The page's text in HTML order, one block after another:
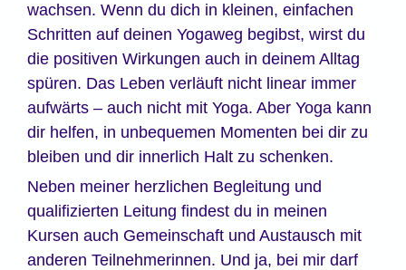
wachsen. Wenn du dich in kleinen, einfachen
Schritten auf deinen Yogaweg begibst, wirst du
die positiven Wirkungen auch in deinem Alltag
spüren. Das Leben verläuft nicht linear immer
aufwärts – auch nicht mit Yoga. Aber Yoga kann
dir helfen, in unbequemen Momenten bei dir zu
bleiben und dir innerlich Halt zu schenken.
Neben meiner herzlichen Begleitung und
qualifizierten Leitung findest du in meinen
Kursen auch Gemeinschaft und Austausch mit
anderen Teilnehmerinnen. Und ja, bei mir darf